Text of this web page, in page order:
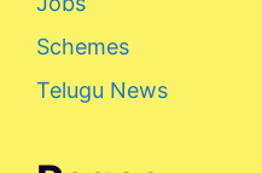
Schemes
Telugu News